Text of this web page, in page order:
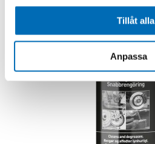
Tillåt alla
Anpassa